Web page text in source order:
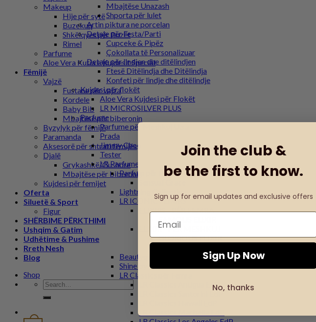
Makeup
Hije për sytë
Buzekuq
Shkëlqyes për Buzët
Rimel
Parfume
Aloe Vera Kutia e Kujdesit Special
Fëmijë
Vajzë
Fustane për vajza
Kordele
Baby Bib
Mbajtëse për biberonin
Byzylyk për fëmijë
Paramanda
Aksesorë për shtrati fëmijës
Djalë
Grykashkë/Gushore
Mbajtëse për biberonin
Kujdesi për femijet
Oferta
Siluetë & Sport
Figur
SHËRBIME PËRKTHIMI
Ushqim & Gatim
Udhëtime & Pushime
Rreth Nesh
Blog
Shop
Search
for:
Mbajtëse Unazash
Shporta për lulet
Artin piktura ne porcelan
Detaje për Festa/Parti
Cupceke & Pipëz
Çokollata të Personalizuar
Detaje për lindjen dhe ditëlindjen
Ftesë Ditëlindja dhe Ditëlindja
Konfeti për lindje dhe ditëlindje
Kujdesi për flokët
Aloe Vera Kujdesi për Flokët
LR MICROSILVER PLUS
Parfume
Parfume për Meshkuj U.s.a
Prada
Jimmy Choo
Tester
LR Parfume
Parfum për Femra
Lightning Collection
LR ICONIC ELIXIRS
ELIXIRS - PËR FEMRA
FAMOUS ELIXIR
ELIXIR - PËR MESHKUJ
GLORIOUS ELIXIR
Beautyqueen
Shine by Night
LR Classics për Femra
LR Classics Antigua EdP
Join the club &
be the first to know.
Sign up for email updates and exclusive offers
Sign Up Now
No, thanks